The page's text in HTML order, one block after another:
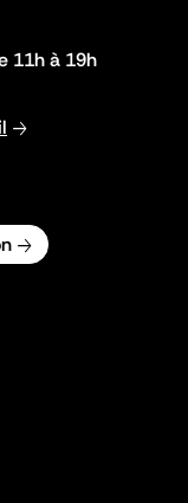
11h à 19h